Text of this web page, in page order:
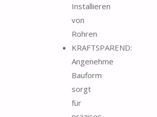
Installieren
von
Rohren
KRAFTSPAREND:
Angenehme
Bauform
sorgt
für